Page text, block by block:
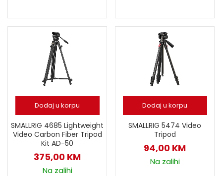
Dodaj u korpu
SMALLRIG 4685 Lightweight
Video Carbon Fiber Tripod
Kit AD-50
375,00 KM
Na zalihi
Dodaj u korpu
SMALLRIG 5474 Video
Tripod
94,00 KM
Na zalihi